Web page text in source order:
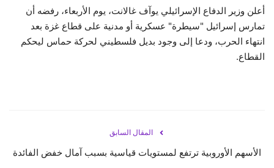
أعلن وزير الدفاع الإسرائيلي يوآف غالانت، يوم الأربعاء، رفضه أن
تمارس إسرائيل "سيطرة" عسكرية أو مدنية على قطاع غزة بعد
انتهاء الحرب، ودعا إلى وجود بديل فلسطيني لحركة حماس ليحكم
القطاع.
المقال السابق
الأسهم الأوروبية ترتفع لمستويات قياسية بسبب آمال خفض الفائدة